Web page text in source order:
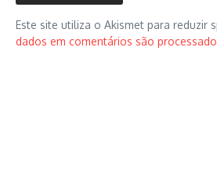
Este site utiliza o Akismet para reduzir
dados em comentários são